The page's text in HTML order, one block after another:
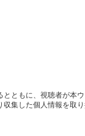
ともに、視聴者が本
集した個人情報を取